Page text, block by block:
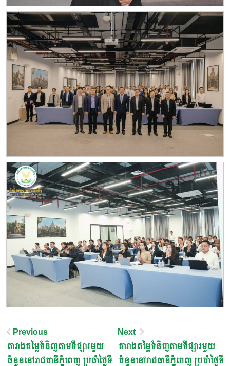
Post
Navigation
Previous
តារាងតម្លៃទំនិញតាមទីផ្សារមួយ
ចំនួននៅរាជធានីភ្នំពេញ ប្រចាំថ្ងៃទី
Next
តារាងតម្លៃទំនិញតាមទីផ្សារមួយ
ចំនួននៅរាជធានីភ្នំពេញ ប្រចាំថ្ងៃទី